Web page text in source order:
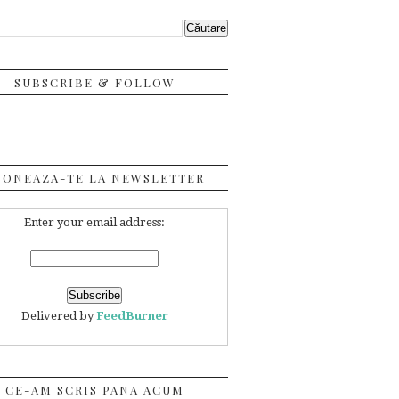
SUBSCRIBE & FOLLOW
TE LA NEWSLETTER
Enter your email address:
Delivered byFeedBurner
CE-AM SCRIS PANA ACUM